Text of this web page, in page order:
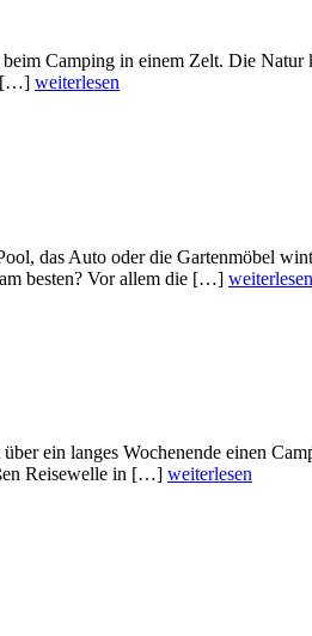
Camping in einem Zelt. Die Natur
[…] weiterlesen
das Auto oder die Gartenmöbel
besten? Vor allem die […] weiterlesen
ein langes Wochenende einen
Reisewelle in […] weiterlesen